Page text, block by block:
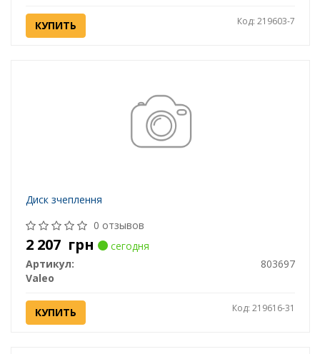
КУПИТЬ Код: 219603-7
Диск зчеплення
0 отзывов
2 207 грн
сегодня
Артикул:
803697
Valeo
КУПИТЬ Код: 219616-31